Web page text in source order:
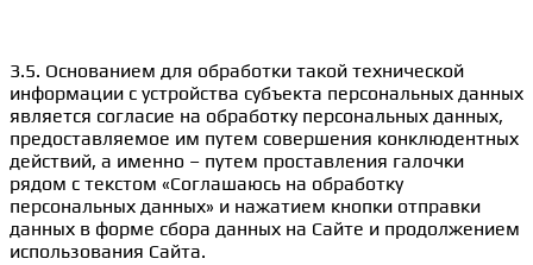
3.5. Основанием для обработки такой технической
информации с устройства субъекта персональных данных
является согласие на обработку персональных данных,
предоставляемое им путем совершения конклюдентных
действий, а именно – путем проставления галочки
рядом с текстом «Соглашаюсь на обработку
персональных данных» и нажатием кнопки отправки
данных в форме сбора данных на Сайте и продолжением
использования Сайта.